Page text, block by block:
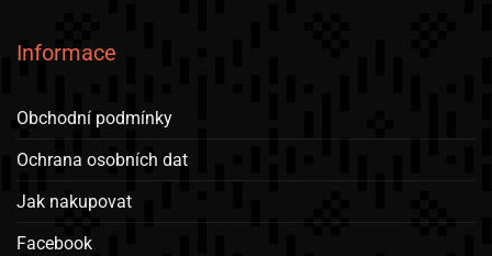
Informace
Obchodní podmínky
Ochrana osobních dat
Jak nakupovat
Facebook